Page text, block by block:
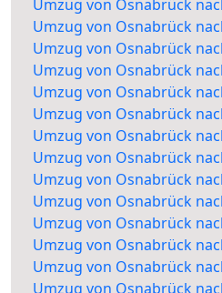
Umzug von Osnabrück
Umzug von Osnabrück
Umzug von Osnabrück
Umzug von Osnabrück
Umzug von Osnabrück
Umzug von Osnabrück
Umzug von Osnabrück
Umzug von Osnabrück
Umzug von Osnabrück
Umzug von Osnabrück
Umzug von Osnabrück
Umzug von Osnabrück
Umzug von Osnabrück
Umzug von Osnabrück